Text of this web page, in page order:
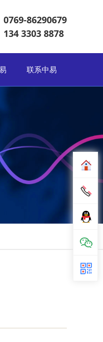
0769-86290679
134 3303 8878
联系中易